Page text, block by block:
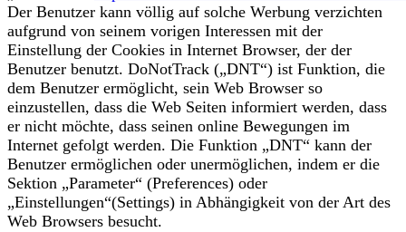
Der Benutzer kann völlig auf solche Werbung verzichten
aufgrund von seinem vorigen Interessen mit der
Einstellung der Cookies in Internet Browser, der der
Benutzer benutzt. DoNotTrack („DNT“) ist Funktion, die
dem Benutzer ermöglicht, sein Web Browser so
einzustellen, dass die Web Seiten informiert werden, dass
er nicht möchte, dass seinen online Bewegungen im
Internet gefolgt werden. Die Funktion „DNT“ kann der
Benutzer ermöglichen oder unermöglichen, indem er die
Sektion „Parameter“ (Preferences) oder
„Einstellungen“(Settings) in Abhängigkeit von der Art des
Web Browsers besucht.